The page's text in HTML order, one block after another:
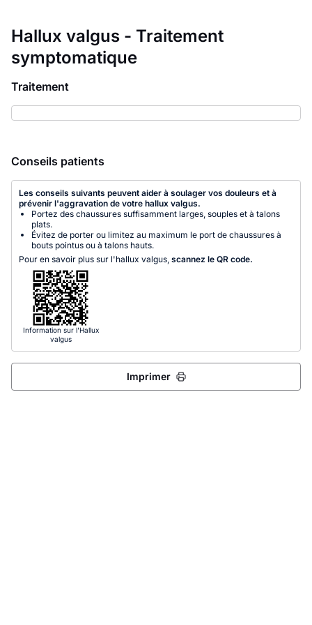
Hallux valgus - Traitement
symptomatique
Traitement
Conseils patients
Les conseils suivants peuvent aider à soulager vos douleurs et à
prévenir l'aggravation de votre hallux valgus.
Portez des chaussures suffisamment larges, souples et à talons
plats.
Évitez de porter ou limitez au maximum le port de chaussures à
bouts pointus ou à talons hauts.
Pour en savoir plus sur l'hallux valgus, scannez le QR code.
Information sur l'Hallux
valgus
Imprimer